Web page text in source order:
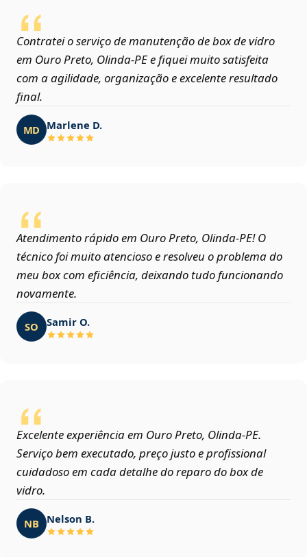
Contratei o serviço de manutenção de box de vidro
em Ouro Preto, Olinda‑PE e fiquei muito satisfeita
com a agilidade, organização e excelente resultado
final.
MD Marlene D.
Atendimento rápido em Ouro Preto, Olinda‑PE! O
técnico foi muito atencioso e resolveu o problema do
meu box com eficiência, deixando tudo funcionando
novamente.
SO Samir O.
Excelente experiência em Ouro Preto, Olinda‑PE.
Serviço bem executado, preço justo e profissional
cuidadoso em cada detalhe do reparo do box de
vidro.
NB Nelson B.